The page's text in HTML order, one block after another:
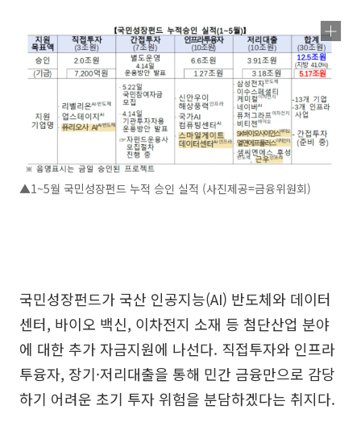
▲1~5월 국민성장펀드 누적 승인 실적 (사진제공=금융위원회)
국민성장펀드가 국산 인공지능(AI) 반도체와 데이터
센터, 바이오 백신, 이차전지 소재 등 첨단산업 분야
에 대한 추가 자금지원에 나선다. 직접투자와 인프라
투융자, 장기·저리대출을 통해 민간 금융만으로 감당
하기 어려운 초기 투자 위험을 분담하겠다는 취지다.